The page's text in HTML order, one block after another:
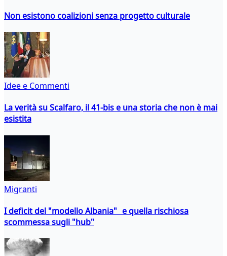
Non esistono coalizioni senza progetto culturale
Idee e Commenti
La verità su Scalfaro, il 41-bis e una storia che non è mai
esistita
Migranti
I deficit del "modello Albania" e quella rischiosa
scommessa sugli "hub"